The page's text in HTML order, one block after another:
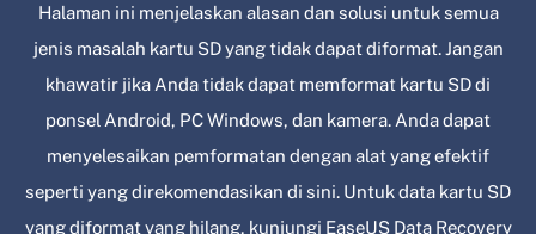
Halaman ini menjelaskan alasan dan solusi untuk semua
jenis masalah kartu SD yang tidak dapat diformat. Jangan
khawatir jika Anda tidak dapat memformat kartu SD di
ponsel Android, PC Windows, dan kamera. Anda dapat
menyelesaikan pemformatan dengan alat yang efektif
seperti yang direkomendasikan di sini. Untuk data kartu SD
yang diformat yang hilang, kunjungi EaseUS Data Recovery